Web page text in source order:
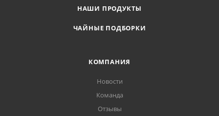
НАШИ ПРОДУКТЫ
ЧАЙНЫЕ ПОДБОРКИ
КОМПАНИЯ
Новости
Команда
Отзывы